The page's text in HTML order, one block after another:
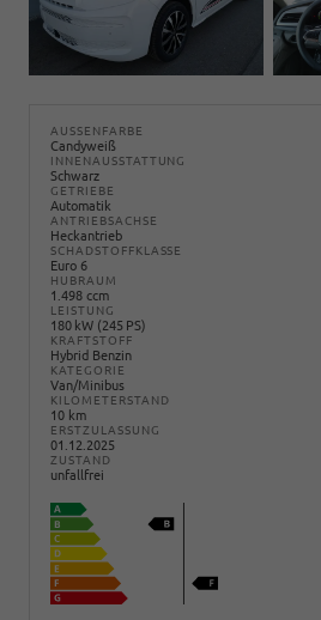
AUSSENFARBE
Candyweiß
INNENAUSSTATTUNG
Schwarz
GETRIEBE
Automatik
ANTRIEBSACHSE
Heckantrieb
SCHADSTOFFKLASSE
Euro 6
HUBRAUM
1.498 ccm
LEISTUNG
180 kW (245 PS)
KRAFTSTOFF
Hybrid Benzin
KATEGORIE
Van/Minibus
KILOMETERSTAND
10 km
ERSTZULASSUNG
01.12.2025
ZUSTAND
unfallfrei